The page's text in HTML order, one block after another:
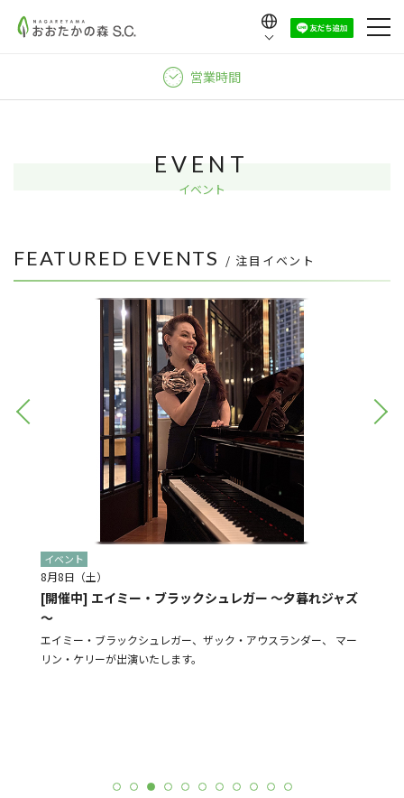
営業時間
EVENT
イベント
FEATURED EVENTS / 注目イベント
イベント
8月8日（土）
[開催中] エイミー・ブラックシュレガー ～夕暮れジャズ
～
エイミー・ブラックシュレガー、ザック・アウスランダー、 マー
リン・ケリーが出演いたします。